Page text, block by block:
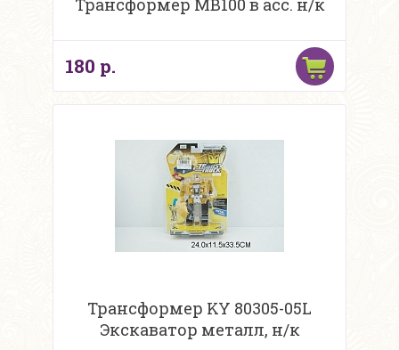
Трансформер MB100 в асс. н/к
180 р.
Трансформер KY 80305-05L
Экскаватор металл, н/к